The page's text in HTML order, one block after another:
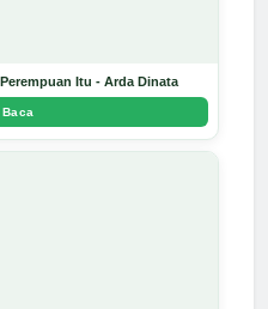
Itu - Arda Dinata